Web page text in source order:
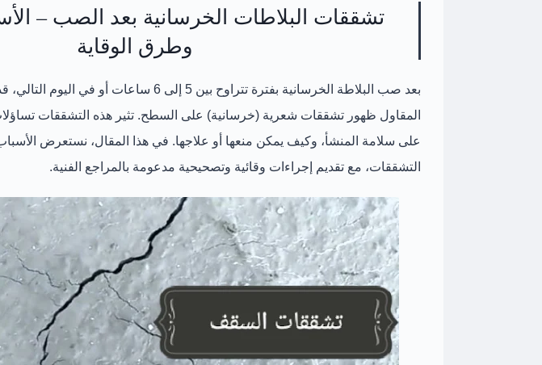
تشققات البلاطات الخرسانية بعد الصب –
وطرق الوقاية
بعد صب البلاطة الخرسانية بفترة تتراوح بين 5 إلى 6
المقاول ظهور تشققات شعرية (خرسانية) على السطح. تثير هذه التشققات
على سلامة المنشأ، وكيف يمكن منعها أو علاجها. في هذا المقال، نستعرض
التشققات، مع تقديم إجراءات وقائية وتصحيحية مدعومة بالمراجع الفنية.